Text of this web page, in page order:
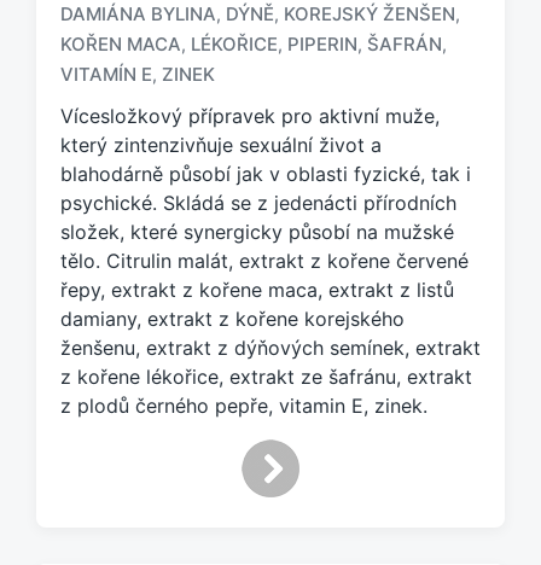
O
z
n
č
e
n
t
a
g
e
m
:
DAMIÁNA BYLINA, DÝNĚ, KOREJSKÝ ŽENŠEN,
KOŘEN MACA, LÉKOŘICE, PIPERIN, ŠAFRÁN,
VITAMÍN E, ZINEK
Vícesložkový přípravek pro aktivní muže,
který zintenzivňuje sexuální život a
blahodárně působí jak v oblasti fyzické, tak i
psychické. Skládá se z jedenácti přírodních
složek, které synergicky působí na mužské
tělo. Citrulin malát, extrakt z kořene červené
řepy, extrakt z kořene maca, extrakt z listů
damiany, extrakt z kořene korejského
ženšenu, extrakt z dýňových semínek, extrakt
z kořene lékořice, extrakt ze šafránu, extrakt
z plodů černého pepře, vitamin E, zinek.